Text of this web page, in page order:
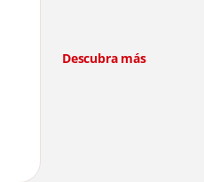
Descubra más